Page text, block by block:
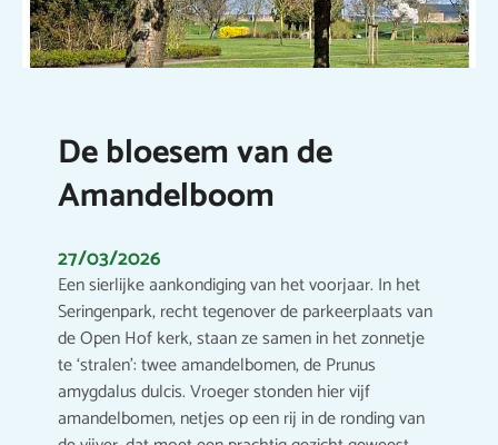
De bloesem van de
Amandelboom
27/03/2026
Een sierlijke aankondiging van het voorjaar. In het
Seringenpark, recht tegenover de parkeerplaats van
de Open Hof kerk, staan ze samen in het zonnetje
te ‘stralen’: twee amandelbomen, de Prunus
amygdalus dulcis. Vroeger stonden hier vijf
amandelbomen, netjes op een rij in de ronding van